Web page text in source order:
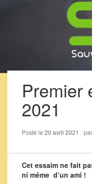
Premier
2021
Posté le 20 avril 2021 par
Cet essaim ne fait
ni même d’un ami !